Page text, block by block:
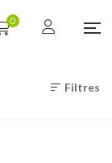
0
Filtres